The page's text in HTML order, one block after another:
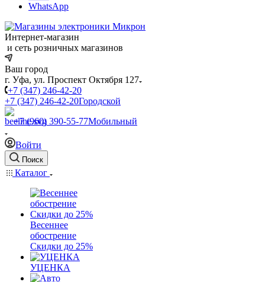
WhatsApp
Интернет-магазин
и сеть розничных магазинов
Ваш город
г. Уфа, ул. Проспект Октября 127
+7 (347) 246-42-20
+7 (347) 246-42-20Городской
+7 (960) 390-55-77Мобильный
Войти
Поиск
Каталог
Весеннее
обострение
Скидки до 25%
УЦЕНКА